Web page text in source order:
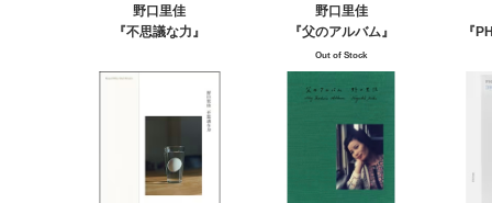
野口里佳
『不思議な力』
野口里佳
『父のアルバム』
Out of Stock
『